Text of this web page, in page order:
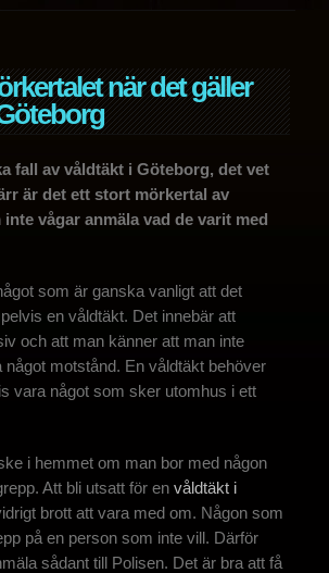
när det gäller
fall av våldtäkt i Göteborg, det vet
är det ett stort mörkertal av
vågar anmäla vad de varit med
som är ganska vanligt att det
en våldtäkt. Det innebär att
och att man känner att man inte
något motstånd. En våldtäkt behöver
vara något som sker utomhus i ett
i hemmet om man bor med någon
Att bli utsatt för en våldtäkt i
brott att vara med om. Någon som
på en person som inte vill. Därför
sådant till Polisen. Det är bra att få